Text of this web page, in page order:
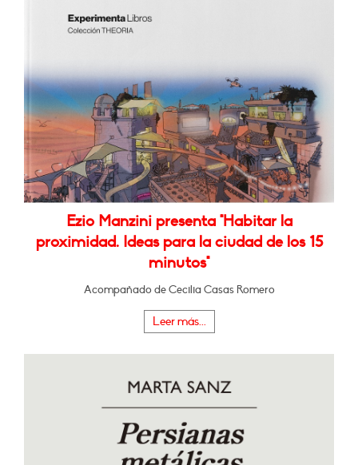
Ezio Manzini presenta "Habitar la
proximidad. Ideas para la ciudad de los 15
minutos"
Acompañado de Cecilia Casas Romero
Leer más...